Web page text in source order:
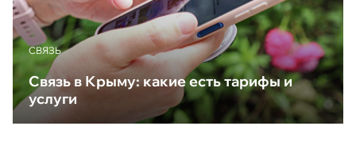
CВЯЗЬ
Связь в Крыму: какие есть тарифы и
услуги